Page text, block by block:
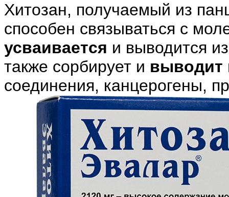
Хитозан, получаемый из
способен связываться с
усваивается и выводится
также сорбирует и выводит
соединения, канцерогены,